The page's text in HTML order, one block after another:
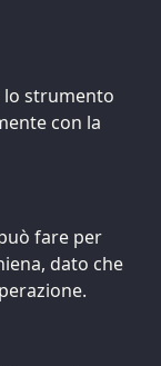
lo strumento
con la
fare per
dato che